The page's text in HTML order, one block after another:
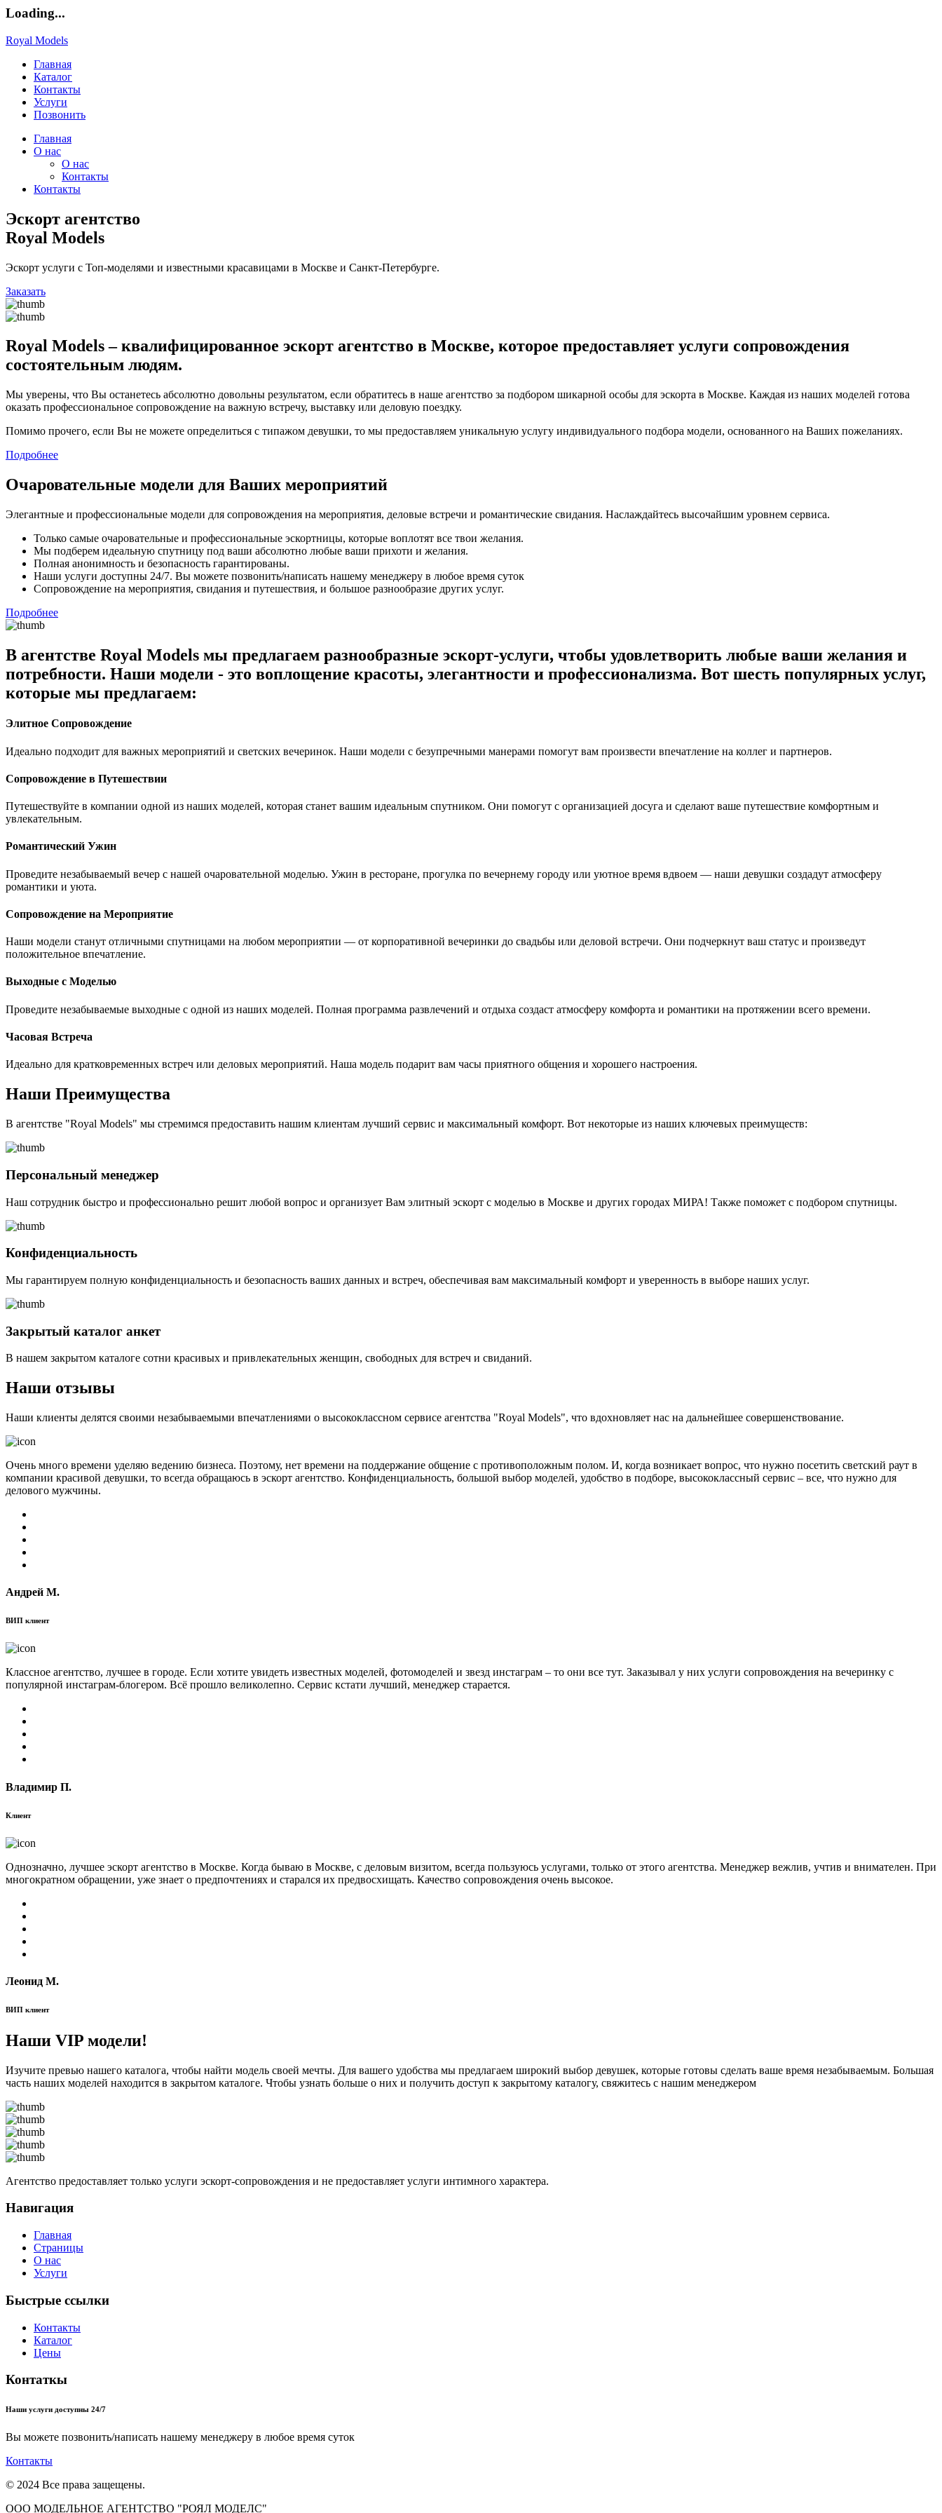
Loading...
Royal Models
Главная
Каталог
Контакты
Услуги
Позвонить
Главная
О нас
О нас
Контакты
Контакты
Эскорт агентство
Royal Models
Эскорт услуги с Топ-моделями и известными красавицами в Москве и Санкт-Петербурге.
Заказать
Royal Models – квалифицированное эскорт агентство в Москве, которое предоставляет услуги сопровождения
состоятельным людям.
Мы уверены, что Вы останетесь абсолютно довольны результатом, если обратитесь в наше агентство за подбором шикарной особы для эскорта в Москве. Каждая из наших моделей готова
оказать профессиональное сопровождение на важную встречу, выставку или деловую поездку.
Помимо прочего, если Вы не можете определиться с типажом девушки, то мы предоставляем уникальную услугу индивидуального подбора модели, основанного на Ваших пожеланиях.
Подробнее
Очаровательные модели для Ваших мероприятий
Элегантные и профессиональные модели для сопровождения на мероприятия, деловые встречи и романтические свидания. Наслаждайтесь высочайшим уровнем сервиса.
Только самые очаровательные и профессиональные эскортницы, которые воплотят все твои желания.
Мы подберем идеальную спутницу под ваши абсолютно любые ваши прихоти и желания.
Полная анонимность и безопасность гарантированы.
Наши услуги доступны 24/7. Вы можете позвонить/написать нашему менеджеру в любое время суток
Сопровождение на мероприятия, свидания и путешествия, и большое разнообразие других услуг.
Подробнее
В агентстве Royal Models мы предлагаем разнообразные эскорт-услуги, чтобы удовлетворить любые ваши желания и
потребности. Наши модели - это воплощение красоты, элегантности и профессионализма. Вот шесть популярных услуг,
которые мы предлагаем:
Элитное Сопровождение
Идеально подходит для важных мероприятий и светских вечеринок. Наши модели с безупречными манерами помогут вам произвести впечатление на коллег и партнеров.
Сопровождение в Путешествии
Путешествуйте в компании одной из наших моделей, которая станет вашим идеальным спутником. Они помогут с организацией досуга и сделают ваше путешествие комфортным и
увлекательным.
Романтический Ужин
Проведите незабываемый вечер с нашей очаровательной моделью. Ужин в ресторане, прогулка по вечернему городу или уютное время вдвоем — наши девушки создадут атмосферу
романтики и уюта.
Сопровождение на Мероприятие
Наши модели станут отличными спутницами на любом мероприятии — от корпоративной вечеринки до свадьбы или деловой встречи. Они подчеркнут ваш статус и произведут
положительное впечатление.
Выходные с Моделью
Проведите незабываемые выходные с одной из наших моделей. Полная программа развлечений и отдыха создаст атмосферу комфорта и романтики на протяжении всего времени.
Часовая Встреча
Идеально для кратковременных встреч или деловых мероприятий. Наша модель подарит вам часы приятного общения и хорошего настроения.
Наши Преимущества
В агентстве "Royal Models" мы стремимся предоставить нашим клиентам лучший сервис и максимальный комфорт. Вот некоторые из наших ключевых преимуществ:
Персональный менеджер
Наш сотрудник быстро и профессионально решит любой вопрос и организует Вам элитный эскорт с моделью в Москве и других городах МИРА! Также поможет с подбором спутницы.
Конфиденциальность
Мы гарантируем полную конфиденциальность и безопасность ваших данных и встреч, обеспечивая вам максимальный комфорт и уверенность в выборе наших услуг.
Закрытый каталог анкет
В нашем закрытом каталоге сотни красивых и привлекательных женщин, свободных для встреч и свиданий.
Наши отзывы
Наши клиенты делятся своими незабываемыми впечатлениями о высококлассном сервисе агентства "Royal Models", что вдохновляет нас на дальнейшее совершенствование.
Очень много времени уделяю ведению бизнеса. Поэтому, нет времени на поддержание общение с противоположным полом. И, когда возникает вопрос, что нужно посетить светский раут в
компании красивой девушки, то всегда обращаюсь в эскорт агентство. Конфиденциальность, большой выбор моделей, удобство в подборе, высококлассный сервис – все, что нужно для
делового мужчины.
Андрей М.
ВИП клиент
Классное агентство, лучшее в городе. Если хотите увидеть известных моделей, фотомоделей и звезд инстаграм – то они все тут. Заказывал у них услуги сопровождения на вечеринку с
популярной инстаграм-блогером. Всё прошло великолепно. Сервис кстати лучший, менеджер старается.
Владимир П.
Клиент
Однозначно, лучшее эскорт агентство в Москве. Когда бываю в Москве, с деловым визитом, всегда пользуюсь услугами, только от этого агентства. Менеджер вежлив, учтив и внимателен. При
многократном обращении, уже знает о предпочтениях и старался их предвосхищать. Качество сопровождения очень высокое.
Леонид М.
ВИП клиент
Наши VIP модели!
Изучите превью нашего каталога, чтобы найти модель своей мечты. Для вашего удобства мы предлагаем широкий выбор девушек, которые готовы сделать ваше время незабываемым. Большая
часть наших моделей находится в закрытом каталоге. Чтобы узнать больше о них и получить доступ к закрытому каталогу, свяжитесь с нашим менеджером
Агентство предоставляет только услуги эскорт-сопровождения и не предоставляет услуги интимного характера.
Навигация
Главная
Страницы
О нас
Услуги
Быстрые ссылки
Контакты
Каталог
Цены
Контаткы
Наши услуги доступны 24/7
Вы можете позвонить/написать нашему менеджеру в любое время суток
Контакты
© 2024 Все права защещены.
ООО МОДЕЛЬНОЕ АГЕНТСТВО "РОЯЛ МОДЕЛС"